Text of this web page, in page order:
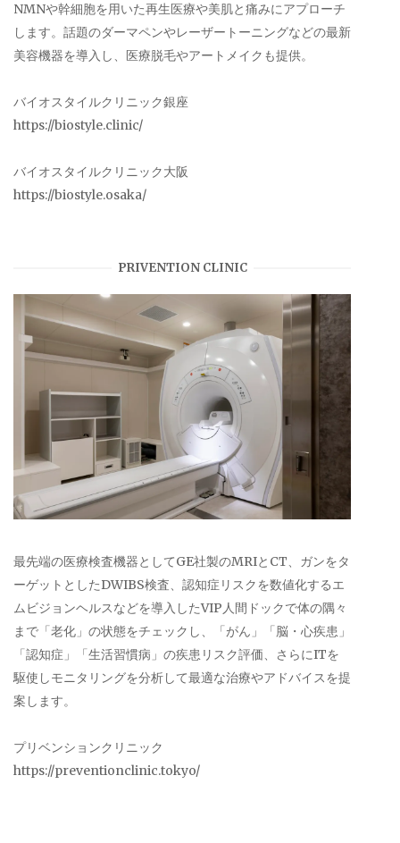
NMNや幹細胞を用いた再生医療や美肌と痛みにアプローチ
します。話題のダーマペンやレーザートーニングなどの最新
美容機器を導入し、医療脱毛やアートメイクも提供。
バイオスタイルクリニック銀座
https://biostyle.clinic/
バイオスタイルクリニック大阪
https://biostyle.osaka/
PRIVENTION CLINIC
最先端の医療検査機器としてGE社製のMRIとCT、ガンをタ
ーゲットとしたDWIBS検査、認知症リスクを数値化するエ
ムビジョンヘルスなどを導入したVIP人間ドックで体の隅々
まで「老化」の状態をチェックし、「がん」「脳・心疾患」
「認知症」「生活習慣病」の疾患リスク評価、さらにITを
駆使しモニタリングを分析して最適な治療やアドバイスを提
案します。
プリベンションクリニック
https://preventionclinic.tokyo/